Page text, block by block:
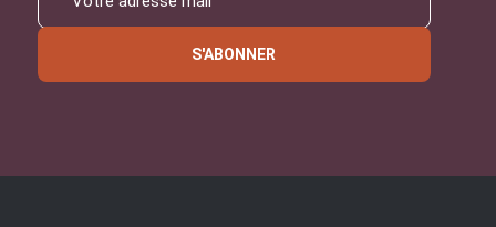
S'ABONNER